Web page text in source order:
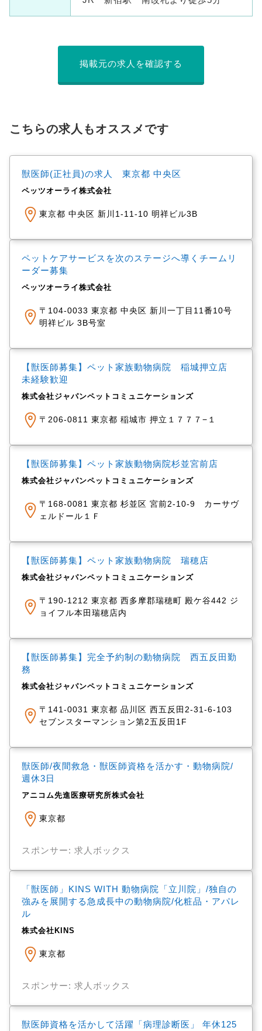
掲載元の求人を確認する
こちらの求人もオススメです
獣医師(正社員)の求人 東京都 中央区
ペッツオーライ株式会社
東京都 中央区 新川1-11-10 明祥ビル3B
ペットケアサービスを次のステージへ導くチームリ
ーダー募集
ペッツオーライ株式会社
〒104-0033 東京都 中央区 新川一丁目11番10号
明祥ビル 3B号室
【獣医師募集】ペット家族動物病院 稲城押立店
未経験歓迎
株式会社ジャパンペットコミュニケーションズ
〒206-0811 東京都 稲城市 押立１７７７−１
【獣医師募集】ペット家族動物病院杉並宮前店
株式会社ジャパンペットコミュニケーションズ
〒168-0081 東京都 杉並区 宮前2-10-9 カーサヴ
ェルドール１Ｆ
【獣医師募集】ペット家族動物病院 瑞穂店
株式会社ジャパンペットコミュニケーションズ
〒190-1212 東京都 西多摩郡瑞穂町 殿ケ谷442 ジ
ョイフル本田瑞穂店内
【獣医師募集】完全予約制の動物病院 西五反田勤
務
株式会社ジャパンペットコミュニケーションズ
〒141-0031 東京都 品川区 西五反田2-31-6-103
セブンスターマンション第2五反田1F
獣医師/夜間救急・獣医師資格を活かす・動物病院/
週休3日
アニコム先進医療研究所株式会社
東京都
スポンサー: 求人ボックス
「獣医師」KINS WITH 動物病院「立川院」/独自の
強みを展開する急成長中の動物病院/化粧品・アパレ
ル
株式会社KINS
東京都
スポンサー: 求人ボックス
獣医師資格を活かして活躍「病理診断医」 年休125